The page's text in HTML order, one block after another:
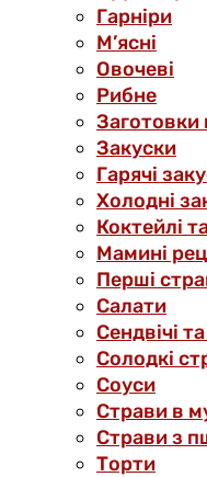
Гарніри
М’ясні
Овочеві
Рибне
Заготовки
Закуски
Гарячі
Холодні
Коктейлі
Мамині
Перші
Салати
Сендвічі
Солодкі
Соуси
Страви в
Страви з
Торти